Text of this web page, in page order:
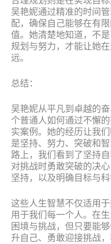
吴艳妮通过精准的时间
配，确保自己能够在有
值。她清楚地知道，不
规划与努力，才能让她
远。
总结：
吴艳妮从平凡到卓越的
个普通人如何通过不懈
实案例。她的经历让我
是坚持、努力、突破和
路上，我们看到了坚持
对挑战时勇敢突破的决
坚持，以及明确目标与科
这些人生智慧不仅适用
用于我们每一个人。在
困境与挑战，但只要能
升自己、勇敢迎接挑战